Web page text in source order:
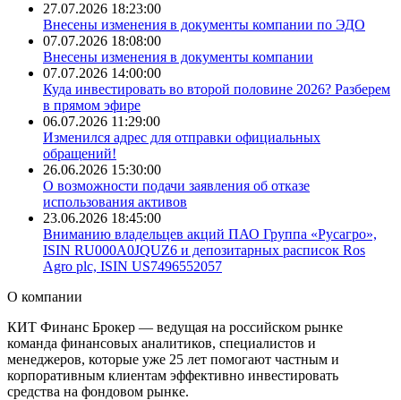
27.07.2026 18:23:00
Внесены изменения в документы компании по ЭДО
07.07.2026 18:08:00
Внесены изменения в документы компании
07.07.2026 14:00:00
​Куда инвестировать во второй половине 2026? Разберем
в прямом эфире
06.07.2026 11:29:00
Изменился адрес для отправки официальных
обращений!
26.06.2026 15:30:00
О возможности подачи заявления об отказе
использования активов
23.06.2026 18:45:00
Вниманию владельцев акций ПАО Группа «Русагро»,
ISIN RU000A0JQUZ6 и депозитарных расписок Ros
Agro plc, ISIN US7496552057
О компании
КИТ Финанс Брокер — ведущая на российском рынке
команда финансовых аналитиков, специалистов и
менеджеров, которые уже 25 лет помогают частным и
корпоративным клиентам эффективно инвестировать
средства на фондовом рынке.